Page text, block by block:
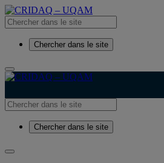
Chercher dans le site
Chercher dans le site